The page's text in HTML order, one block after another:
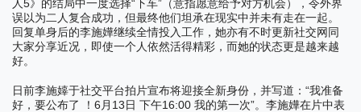
人5》的结局中一度选择“下车” （意指愿意给予对方机会），令外界
误以为二人复合成功，但最终他们坦承在现实中并未有走在一起。
回复单身后的李施嬅继续全情投入工作，她亦有不时更新社交网同
大家分享近况，即使一个人依然活得精彩，而她的状态更是越来越
好。
日前李施嫴于社交平台拍片宣布将迎接全新身份，并写道： “我准备
好，要公布了
！ 6 月 13 日 下午16:00 我的第一次”。李施嬅在片中表